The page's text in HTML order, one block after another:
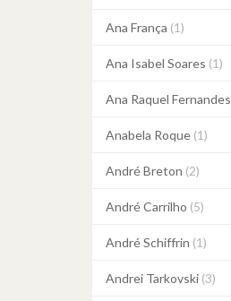
Ana França (1)
Ana Isabel Soares (1)
Ana Raquel Fernandes
Anabela Roque (1)
André Breton (2)
André Carrilho (5)
André Schiffrin (1)
Andrei Tarkovski (3)